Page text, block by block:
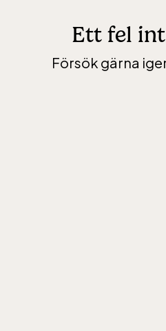
Ett fel
Försök gärna